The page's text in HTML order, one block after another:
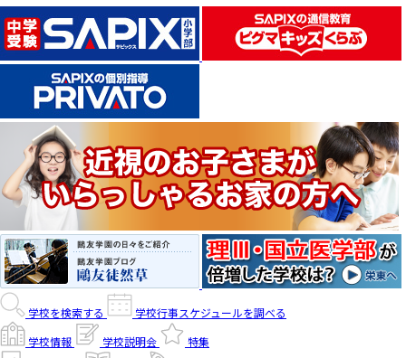
学校を検索する
学校行事スケジュールを調べる
学校情報
学校説明会 特集